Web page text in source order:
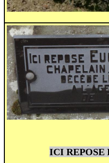
ICI REPOSE